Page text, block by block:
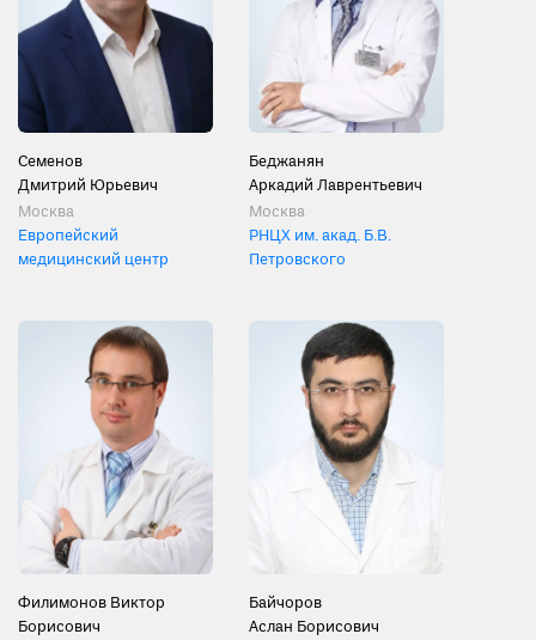
Семенов
Дмитрий Юрьевич
Москва
Европейский
медицинский центр
Беджанян
Аркадий Лаврентьевич
Москва
РНЦХ им. акад. Б.В.
Петровского
Филимонов Виктор
Борисович
Байчоров
Аслан Борисович